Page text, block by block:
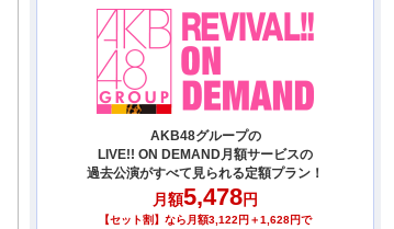
AKB48グループの
LIVE!! ON DEMAND月額サービスの
過去公演がすべて見られる定額プラン！
月額5,478円
【セット割】なら月額3,122円＋1,628円で